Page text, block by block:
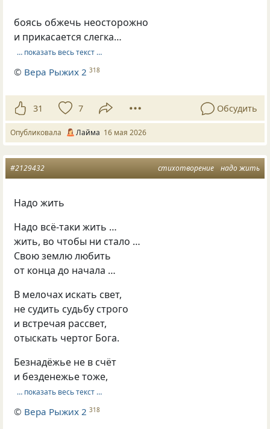
боясь обжечь неосторожно
и прикасается слегка…
… показать весь текст …
© Вера Рыжих 2 318
31 7 Обсудить
Опубликовала Лайма 16 мая 2026
стихотворение надо жить
#2129432
Надо жить
Надо всё-таки жить …
жить, во чтобы ни стало …
Свою землю любить
от конца до начала …
В мелочах искать свет,
не судить судьбу строго
и встречая рассвет,
отыскать чертог Бога.
Безнадёжье не в счёт
и безденежье тоже,
… показать весь текст …
© Вера Рыжих 2 318